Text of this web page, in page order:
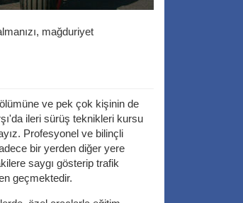
mağduriyet
ve pek çok kişinin de
ileri sürüş teknikleri kursu
Profesyonel ve bilinçli
bir yerden diğer yere
saygı gösterip trafik
geçmektedir.